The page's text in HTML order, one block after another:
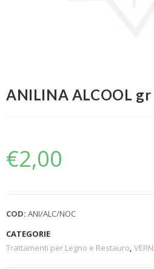
ANILINA ALCOOL gr
€2,00
COD: ANI/ALC/NOC
CATEGORIE
Trattamenti per Legno e Restauro,